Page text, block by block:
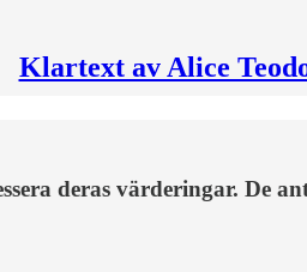
Klartext av Alice
deras värderingar. De